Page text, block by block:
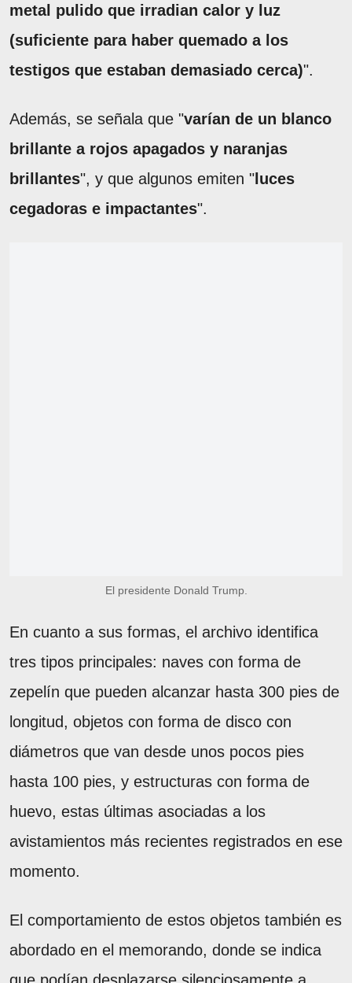
metal pulido que irradian calor y luz
(suficiente para haber quemado a los
testigos que estaban demasiado cerca)".
Además, se señala que "varían de un blanco
brillante a rojos apagados y naranjas
brillantes", y que algunos emiten " luces
cegadoras e impactantes".
El presidente Donald Trump.
En cuanto a sus formas, el archivo identifica
tres tipos principales: naves con forma de
zepelín que pueden alcanzar hasta 300 pies de
longitud, objetos con forma de disco con
diámetros que van desde unos pocos pies
hasta 100 pies, y estructuras con forma de
huevo, estas últimas asociadas a los
avistamientos más recientes registrados en ese
momento.
El comportamiento de estos objetos también es
abordado en el memorando, donde se indica